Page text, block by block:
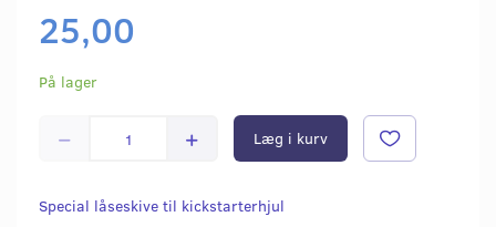
25,00
På lager
Læg i kurv
Special låseskive til kickstarterhjul